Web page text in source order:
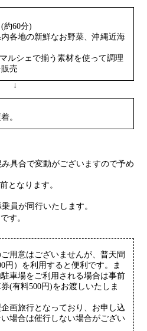
約60分)
各地の新鮮なお野菜、沖縄近海
ルシェで揃う素材を使って調理
売
↓
。
具合で変動がございますので予め
となります。
員が同行いたします。
す。
用意はございませんが、普天間
円）を利用すると便利です。ま
車場をご利用される場合は事前
(有料500円)をお渡しいたしま
画旅行となっており、お申し込
場合は催行しない場合がござい